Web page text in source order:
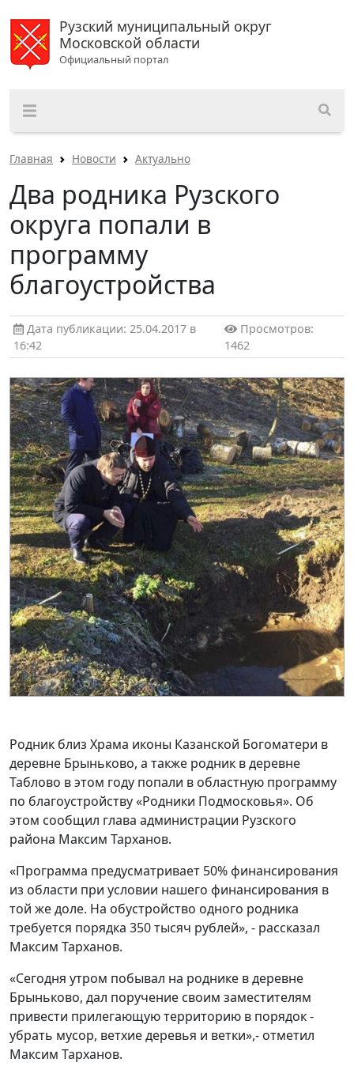
Рузский муниципальный округ
Московской области
Официальный портал
Главная Новости Актуально
Два родника Рузского
округа попали в
программу
благоустройства
Дата публикации: 25.04.2017 в
16:42
Просмотров:
1462
Родник близ Храма иконы Казанской Богоматери в
деревне Брыньково, а также родник в деревне
Таблово в этом году попали в областную программу
по благоустройству «Родники Подмосковья». Об
этом сообщил глава администрации Рузского
района Максим Тарханов.
«Программа предусматривает 50% финансирования
из области при условии нашего финансирования в
той же доле. На обустройство одного родника
требуется порядка 350 тысяч рублей», - рассказал
Максим Тарханов.
«Сегодня утром побывал на роднике в деревне
Брыньково, дал поручение своим заместителям
привести прилегающую территорию в порядок -
убрать мусор, ветхие деревья и ветки»,- отметил
Максим Тарханов.